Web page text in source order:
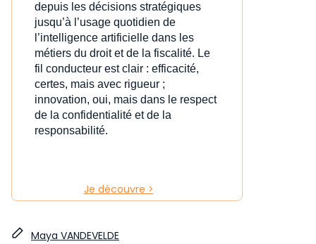
depuis les décisions stratégiques
jusqu’à l’usage quotidien de
l’intelligence artificielle dans les
métiers du droit et de la fiscalité. Le
fil conducteur est clair : efficacité,
certes, mais avec rigueur ;
innovation, oui, mais dans le respect
de la confidentialité et de la
responsabilité.
Je découvre >
Maya VANDEVELDE